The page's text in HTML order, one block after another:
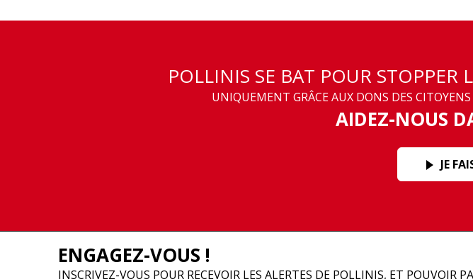
POLLINIS SE BAT POUR
UNIQUEMENT GRÂCE AUX DONS DES
AIDEZ-NOUS
JE
ENGAGEZ-VOUS !
INSCRIVEZ-VOUS POUR RECEVOIR LES ALERTES DE POLLINIS, ET POUVOIR